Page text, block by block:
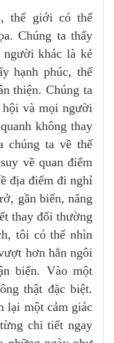
thế giới có thể
Chúng ta thấy
khác là kẻ
hạnh phúc, thế
thiện. Chúng ta
và mọi người
không thay
chúng ta về thế
về quan điểm
địa điểm đi nghỉ
gần biển, năng
thay đổi thường
tôi có thể nhìn
hơn hẳn ngôi
biển. Vào một
thật đặc biệt.
lại một cảm giác
chi tiết ngay